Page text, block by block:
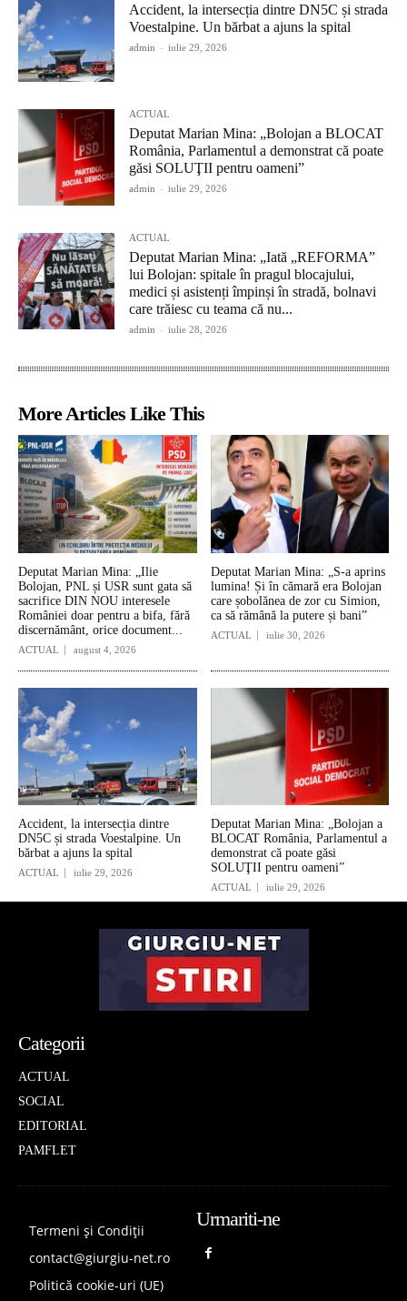
Accident, la intersecția dintre DN5C și strada
Voestalpine. Un bărbat a ajuns la spital
admin - iulie 29, 2026
ACTUAL
Deputat Marian Mina: „Bolojan a BLOCAT
România, Parlamentul a demonstrat că poate
găsi SOLUŢII pentru oameni”
admin - iulie 29, 2026
ACTUAL
Deputat Marian Mina: „Iată „REFORMA”
lui Bolojan: spitale în pragul blocajului,
medici și asistenți împinși în stradă, bolnavi
care trăiesc cu teama că nu...
admin - iulie 28, 2026
More Articles Like This
Deputat Marian Mina: „Ilie
Bolojan, PNL și USR sunt gata să
sacrifice DIN NOU interesele
României doar pentru a bifa, fără
discernământ, orice document...
ACTUAL august 4, 2026
Deputat Marian Mina: „S-a aprins
lumina! Și în cămară era Bolojan
care șobolănea de zor cu Simion,
ca să rămână la putere și bani”
ACTUAL iulie 30, 2026
Accident, la intersecția dintre
DN5C și strada Voestalpine. Un
bărbat a ajuns la spital
ACTUAL iulie 29, 2026
Deputat Marian Mina: „Bolojan a
BLOCAT România, Parlamentul a
demonstrat că poate găsi
SOLUŢII pentru oameni”
ACTUAL iulie 29, 2026
Categorii
ACTUAL
SOCIAL
EDITORIAL
PAMFLET
Termeni și Condiții
contact@giurgiu-net.ro
Politică cookie-uri (UE)
Urmariti-ne